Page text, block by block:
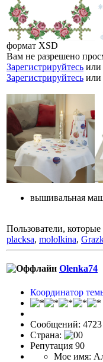
формат XSD
Вам не разрешено
Зарегистрируйтесь или
Зарегистрируйтесь или
вышивальная
Пользователи,
placksa, mololkina,
Olenka74
Координатор
Сообщений: 4723
Страна:
Репутация 90
Мое имя: